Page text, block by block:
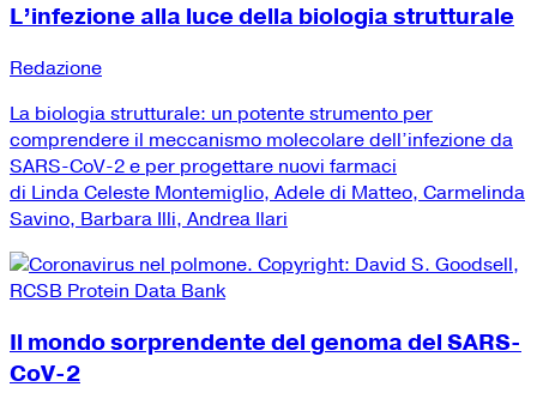
L’infezione alla luce della biologia strutturale
Redazione
La biologia strutturale: un potente strumento per
comprendere il meccanismo molecolare dell’infezione da
SARS-CoV-2 e per progettare nuovi farmaci
di Linda Celeste Montemiglio, Adele di Matteo, Carmelinda
Savino, Barbara Illi, Andrea Ilari
Il mondo sorprendente del genoma del SARS-
CoV-2